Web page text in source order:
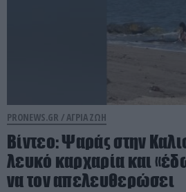
PRONEWS.GR /ΑΓΡΙΑ ΖΩΗ
Βίντεο: Ψαράς στην
λευκό καρχαρία και
να τον απελευθερώσει